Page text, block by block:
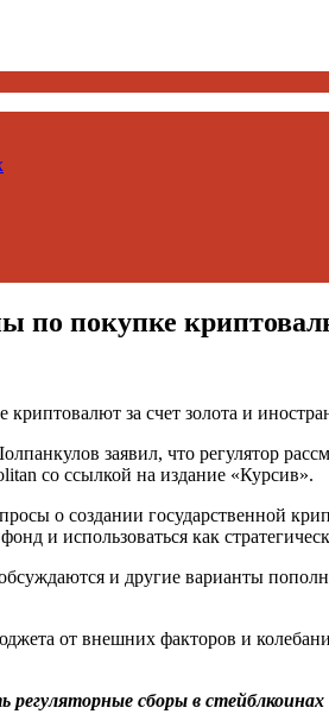
по покупке
заявил, что регулятор
со ссылкой на издание «Курсив».
о создании государственной
и использоваться как
и другие варианты
от внешних факторов и
регуляторные сборы в стейблкоинах